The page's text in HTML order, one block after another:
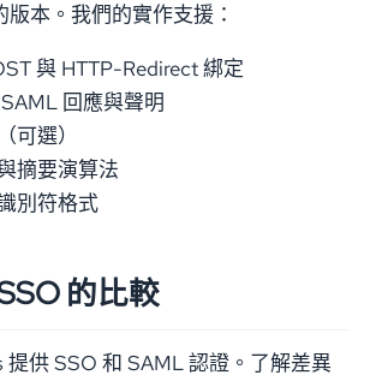
本。我們的實作支援：
與 HTTP-Redirect 綁定
回應與聲明
可選）
摘要演算法
別符格式
的比較
提供 SSO 和 SAML 認證。了解差異